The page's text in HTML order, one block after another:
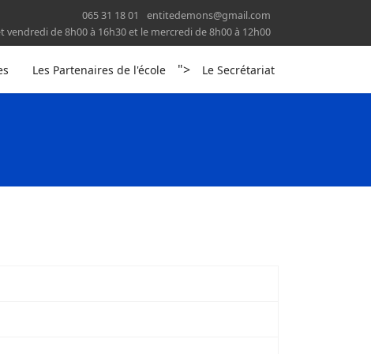
065 31 18 01
entitedemons@gmail.com
vendredi de 8h00 à 16h30 et le mercredi de 8h00 à 12h00
Les Partenaires de l'école "> Le Secrétariat